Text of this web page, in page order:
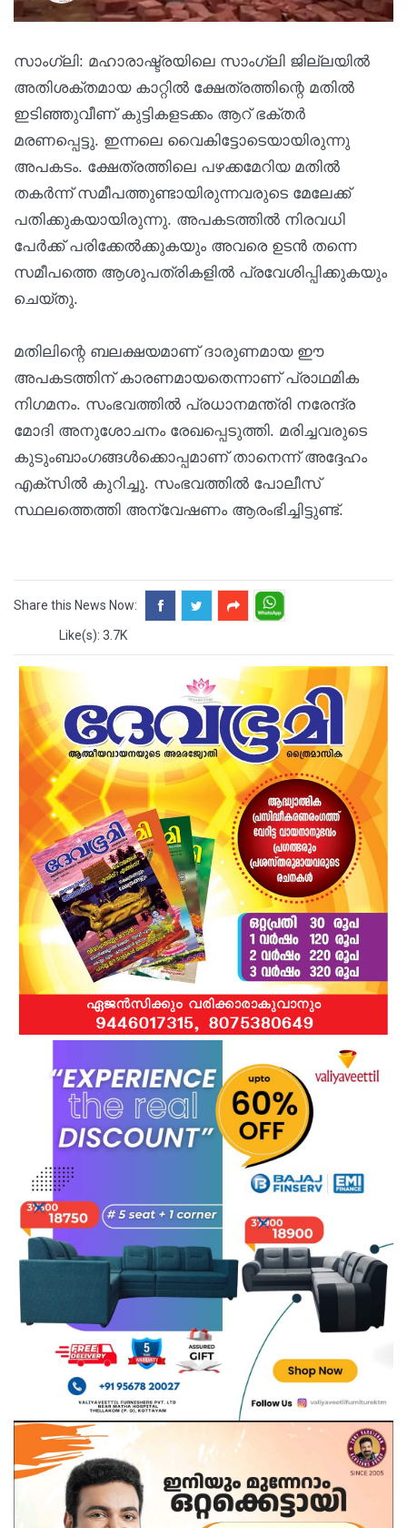
സാംഗ്ലി: മഹാരാഷ്ട്രയിലെ സാംഗ്ലി ജില്ലയിൽ
അതിശക്തമായ കാറ്റിൽ ക്ഷേത്രത്തിന്റെ മതിൽ
ഇടിഞ്ഞുവീണ് കുട്ടികളടക്കം ആറ് ഭക്തർ
മരണപ്പെട്ടു. ഇന്നലെ വൈകിട്ടോടെയായിരുന്നു
അപകടം. ക്ഷേത്രത്തിലെ പഴക്കമേറിയ മതിൽ
തകർന്ന് സമീപത്തുണ്ടായിരുന്നവരുടെ മേലേക്ക്
പതിക്കുകയായിരുന്നു. അപകടത്തിൽ നിരവധി
പേർക്ക് പരിക്കേൽക്കുകയും അവരെ ഉടൻ തന്നെ
സമീപത്തെ ആശുപത്രികളിൽ പ്രവേശിപ്പിക്കുകയും
ചെയ്തു.
മതിലിന്റെ ബലക്ഷയമാണ് ദാരുണമായ ഈ
അപകടത്തിന് കാരണമായതെന്നാണ് പ്രാഥമിക
നിഗമനം. സംഭവത്തിൽ പ്രധാനമന്ത്രി നരേന്ദ്ര
മോദി അനുശോചനം രേഖപ്പെടുത്തി. മരിച്ചവരുടെ
കുടുംബാംഗങ്ങൾക്കൊപ്പമാണ് താനെന്ന് അദ്ദേഹം
എക്സിൽ കുറിച്ചു. സംഭവത്തിൽ പോലീസ്
സ്ഥലത്തെത്തി അന്വേഷണം ആരംഭിച്ചിട്ടുണ്ട്.
Share this News Now:
Like(s): 3.7K